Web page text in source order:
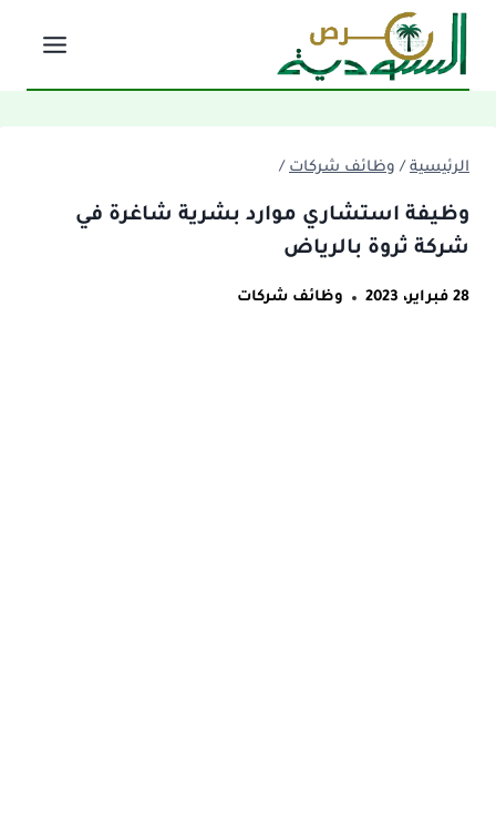
التجاوز
المحتوى
الرئيسية / وظائف شركات /
وظيفة استشاري موارد بشرية شاغرة في
شركة ثروة بالرياض
28 فبراير، 2023 وظائف شركات